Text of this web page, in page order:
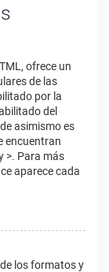
ofrece un
de las
por la
del
asimismo es
encuentran
>. Para más
aparece cada
los formatos y